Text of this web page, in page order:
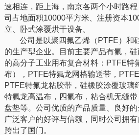
速相连，距上海，南京各两个小时路
司占地面积10000平方米、注册资本
立、卧式涂覆烘干设备。
公司是以聚四氟乙烯（PTFE）和
的生产型企业。目前主要产品有氟，
的高分子工业用布复合材料：PTFE特
布），PTFE特氟龙网格输送带，
PTFE特氟龙粘胶带，硅橡胶涂覆玻璃
特氟龙高温布，四氟布，粘合机无缝
盘垫等。公司优质的产品质量、良好
广泛客户的好评与信赖，同时公司拥
跨出了国门。